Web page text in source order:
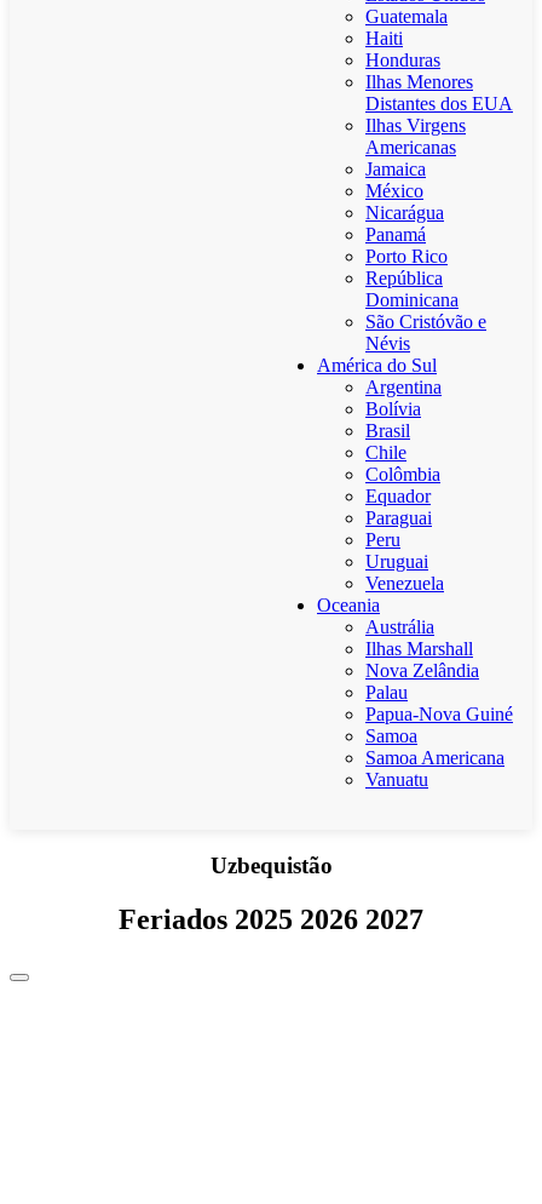
Guatemala
Haiti
Honduras
Ilhas Menores
Distantes dos EUA
Ilhas Virgens
Americanas
Jamaica
México
Nicarágua
Panamá
Porto Rico
República
Dominicana
São Cristóvão e
Névis
América do Sul
Argentina
Bolívia
Brasil
Chile
Colômbia
Equador
Paraguai
Peru
Uruguai
Venezuela
Oceania
Austrália
Ilhas Marshall
Nova Zelândia
Palau
Papua-Nova Guiné
Samoa
Samoa Americana
Vanuatu
Uzbequistão
Feriados 2025 2026 2027